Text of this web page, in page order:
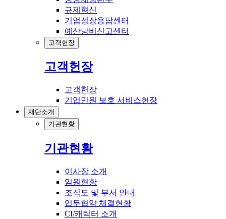
규제혁신
기업성장응답센터
예산낭비신고센터
고객헌장
고객헌장
고객헌장
기업민원 보호 서비스헌장
재단소개
기관현황
기관현황
이사장 소개
임원현황
조직도 및 부서 안내
업무협약 체결현황
CI/캐릭터 소개